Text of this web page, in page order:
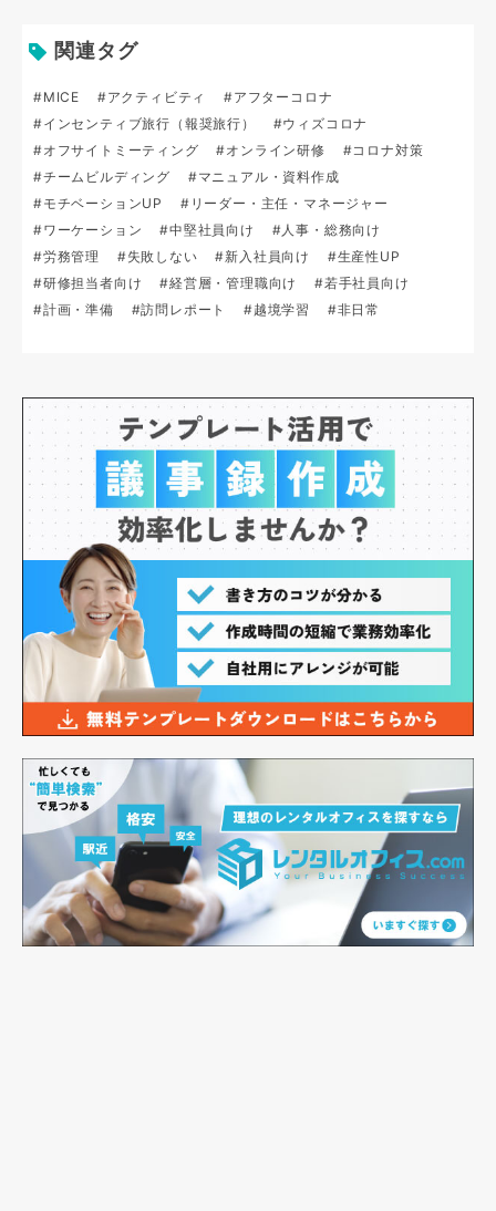
関連タグ
#MICE #アクティビティ
#アフターコロナ
#インセンティブ旅行（報奨旅行）
#ウィズコロナ
#オフサイトミーティング
#オンライン研修
#コロナ対策
#チームビルディング
#マニュアル・資料作成
#モチベーションUP
#リーダー・主任・マネージャー
#ワーケーション
#中堅社員向け
#人事・総務向け
#労務管理
#失敗しない #新入社員向け
#生産性UP
#研修担当者向け
#経営層・管理職向け
#若手社員向け
#計画・準備
#訪問レポート #越境学習 #非日常